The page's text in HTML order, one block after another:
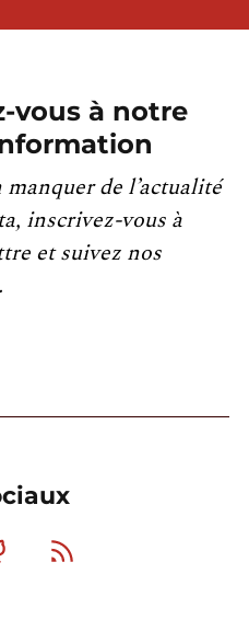
vous à notre
de l’actualité
inscrivez-vous à
et suivez nos
Github